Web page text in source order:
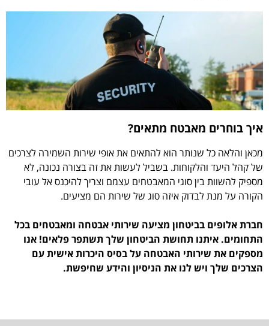
איך בוחרים מאבטח מתאים?
מכאן והלאה כל שנותר הוא להתאים את אופי שירות השמירה לצרכים
של קהל היעד והלקוחות. בשביל לעשות את זה בצורה נכונה, לא
מספיק להשוות בין סוגי המאבטחים עצמם וצריך להיכנס אל עובי
הקורה על מנת לבדוק איזה סוג של שירות הם מציעים.
חברת אלופים בביטחון מציעה שירותי אבטחה ומאבטחים בכל
התחומים. איתנו תחושת הביטחון שלך תשתפר פלאים! אנו
מספקים את שירותי האבטחה על בסיס היכרות אישית עם
הצרכים שלך ויש לנו את הניסיון והידע שחיפשת.